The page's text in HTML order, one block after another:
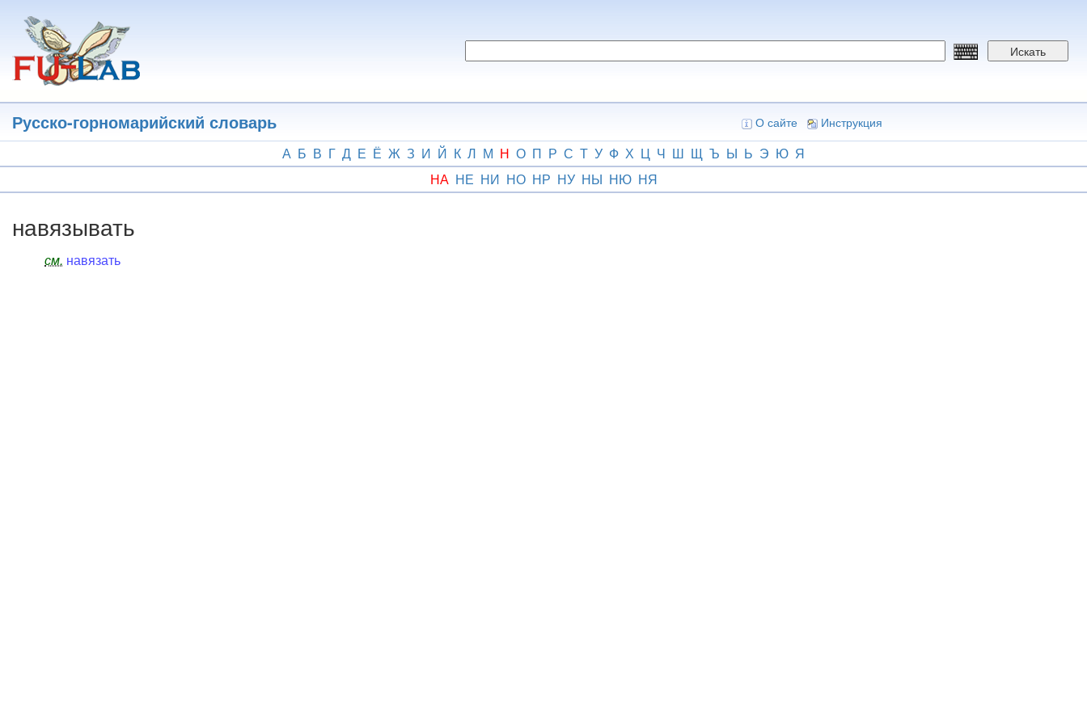
основному
содержанию
Искать
Русско-горномарийский словарь О сайте Инструкция
А Б В Г Д Е Ё Ж З И Й К Л М Н О П Р С Т У Ф Х Ц Ч Ш Щ Ъ Ы Ь Э Ю Я
НА НЕ НИ НО НР НУ НЫ НЮ НЯ
навязывать
см. навязать